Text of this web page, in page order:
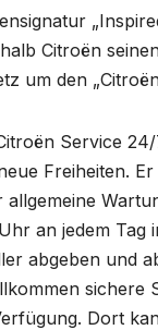
Citroën
um den
Service
Freiheiten.
an jedem Tag
abgeben und
sichere
Dort